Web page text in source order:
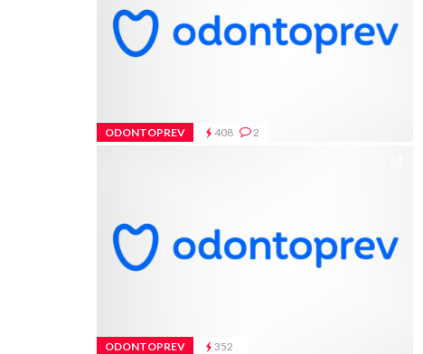
ODONTOPREV 408 2
ODONTOPREV 352